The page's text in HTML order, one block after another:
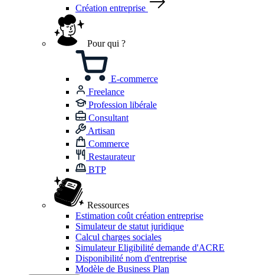
Création entreprise
Pour qui ?
E-commerce
Freelance
Profession libérale
Consultant
Artisan
Commerce
Restaurateur
BTP
Ressources
Estimation coût création entreprise
Simulateur de statut juridique
Calcul charges sociales
Simulateur Eligibilité demande d'ACRE
Disponibilité nom d'entreprise
Modèle de Business Plan